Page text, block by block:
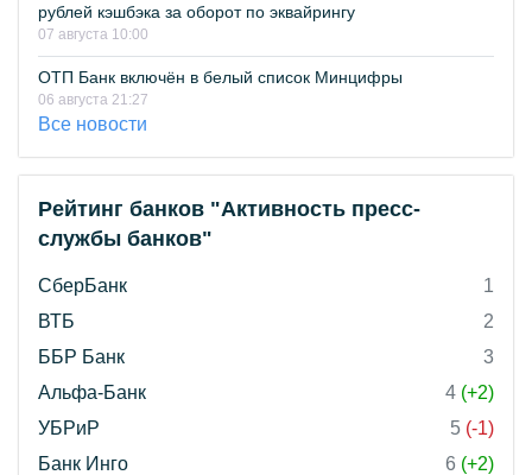
рублей кэшбэка за оборот по эквайрингу
07 августа 10:00
ОТП Банк включён в белый список Минцифры
06 августа 21:27
Все новости
Рейтинг банков "Активность пресс-
службы банков"
СберБанк
1
ВТБ
2
ББР Банк
3
Альфа-Банк
4 (+2)
УБРиР
5 (-1)
Банк Инго
6 (+2)